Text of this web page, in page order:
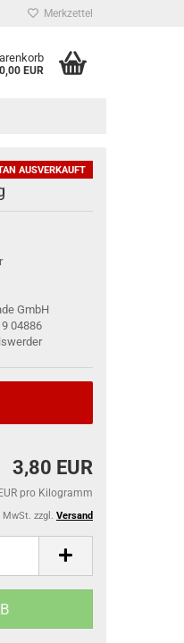
Merkzettel
0,00 EUR
25.08. -
am
AUSVERKAUFT
GmbH
04886
3,80 EUR
pro Kilogramm
MwSt. zzgl. Versand